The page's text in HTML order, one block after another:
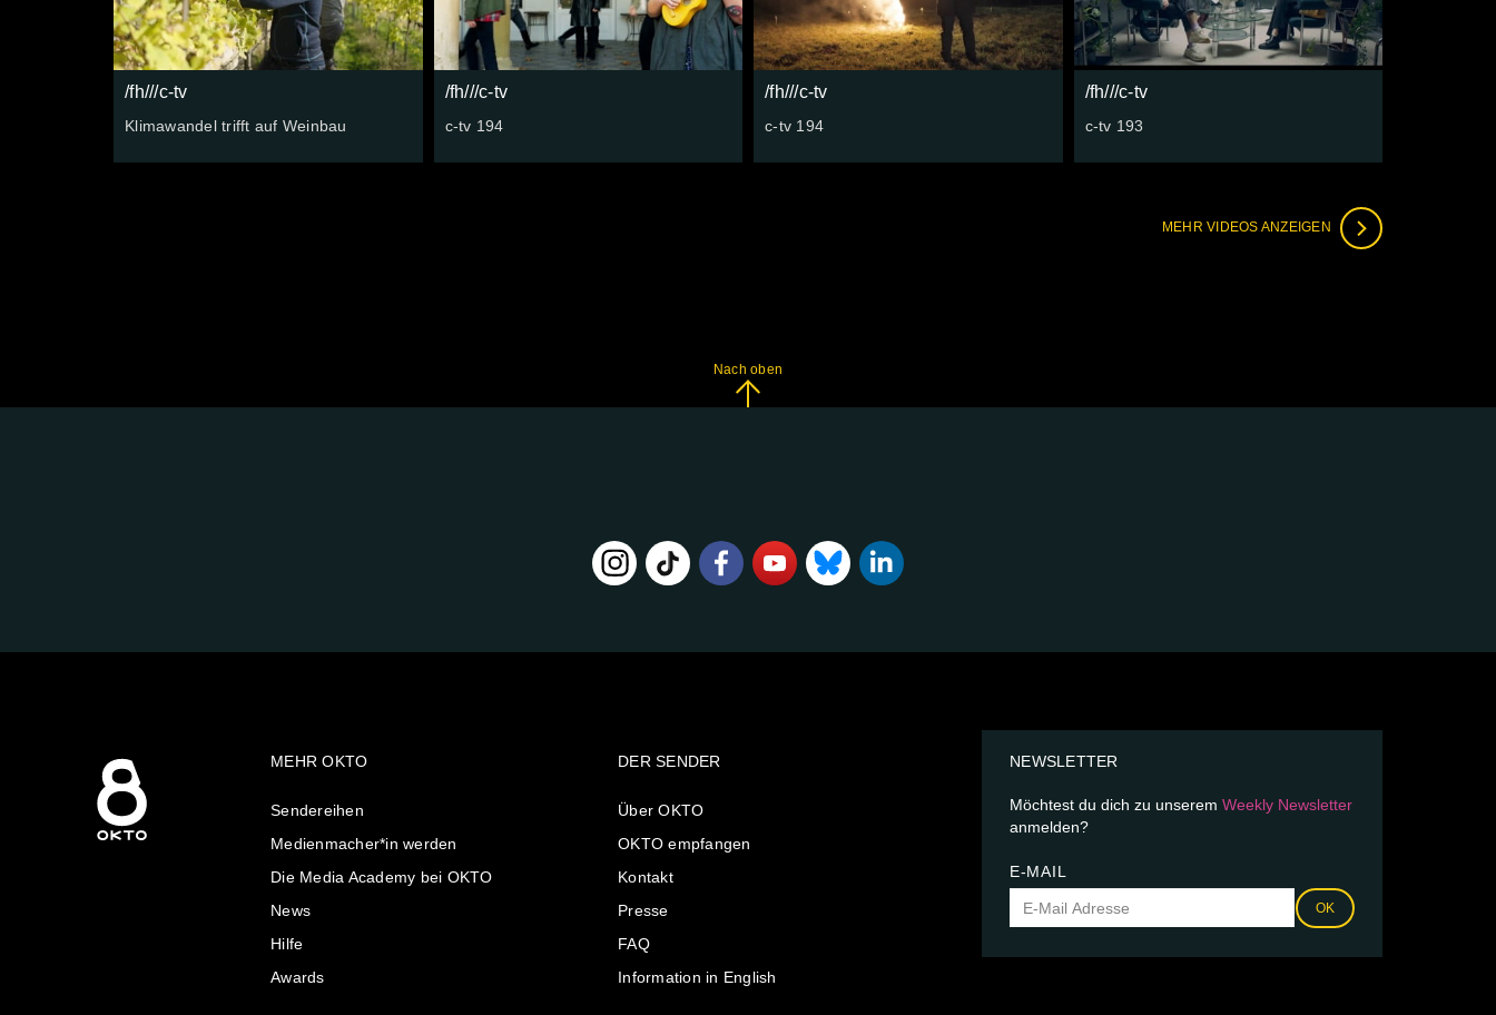
/fh///c-tv
Klimawandel trifft auf Weinbau
/fh///c-tv
c-tv 194
/fh///c-tv
c-tv 194
/fh///c-tv
c-tv 193
MEHR VIDEOS ANZEIGEN
Nach oben
MEHR OKTO
Sendereihen
Medienmacher*in werden
Die Media Academy bei OKTO
News
Hilfe
Awards
DER SENDER
Über OKTO
OKTO empfangen
Kontakt
Presse
FAQ
Information in English
NEWSLETTER
Möchtest du dich zu unserem Weekly Newsletter
anmelden?
E-MAIL
OK